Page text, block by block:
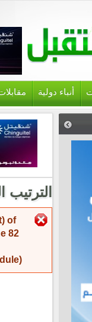
أنباء دولية
الترتيب
of
82
).